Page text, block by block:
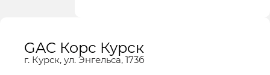
GAC Корс Курск
г. Курск, ул. Энгельса, 173б